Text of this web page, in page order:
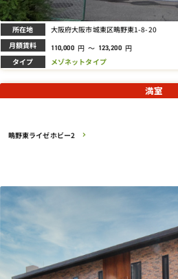
所在地 大阪府大阪市城東区鴫野東1-8-20
月額賃料 110,000 円 ～ 123,200 円
タイプ メゾネットタイプ
鴫野東ライゼホビー2
満室